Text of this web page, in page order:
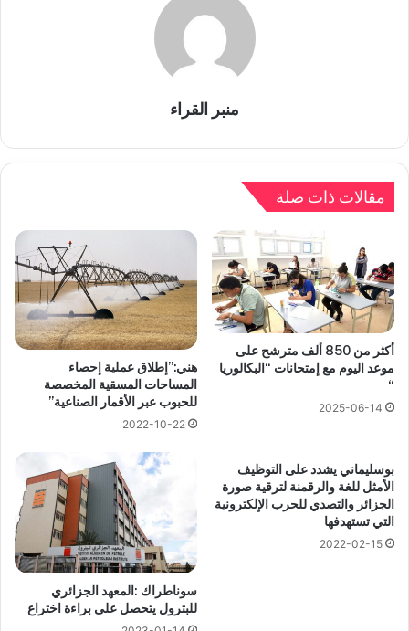
منبر القراء
مقالات ذات صلة
أكثر من 850 ألف مترشح على
موعد اليوم مع إمتحانات “البكالوريا
“
2025-06-14
هني:”إطلاق عملية إحصاء
المساحات المسقية المخصصة
للحبوب عبر الأقمار الصناعية”
2022-10-22
بوسليماني يشدد على التوظيف
الأمثل للغة والرقمنة لترقية صورة
الجزائر والتصدي للحرب الإلكترونية
التي تستهدفها
2022-02-15
سوناطراك :المعهد الجزائري
للبترول يتحصل على براءة اختراع